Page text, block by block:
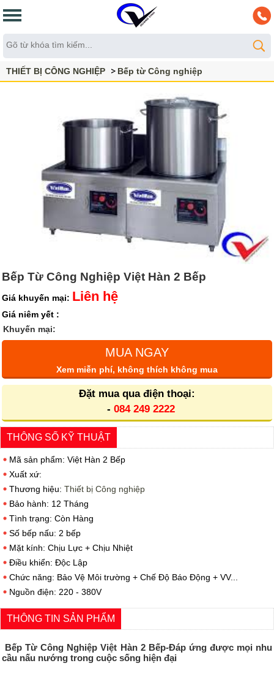
THIẾT BỊ CÔNG NGHIỆP Bếp từ Công nghiệp
Bếp Từ Công Nghiệp Việt Hàn 2 Bếp
Giá khuyến mại: Liên hệ
Giá niêm yết :
Khuyến mại:
MUA NGAY
Xem miễn phí, không thích không mua
Đặt mua qua điện thoại:
- 084 249 2222
THÔNG SỐ KỸ THUẬT
Mã sản phẩm: Việt Hàn 2 Bếp
Xuất xứ:
Thương hiệu: Thiết bị Công nghiệp
Bảo hành: 12 Tháng
Tình trạng: Còn Hàng
Số bếp nấu: 2 bếp
Mặt kính: Chịu Lực + Chịu Nhiệt
Điều khiển: Độc Lập
Chức năng: Bảo Vệ Môi trường + Chế Độ Báo Động + VV...
Nguồn điện: 220 - 380V
THÔNG TIN SẢN PHẨM
Bếp Từ Công Nghiệp Việt Hàn 2 Bếp-Đáp ứng được mọi nhu
cầu nấu nướng trong cuộc sống hiện đại